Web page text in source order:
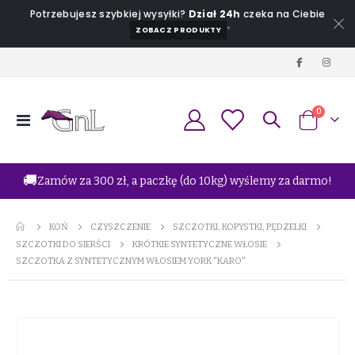
Potrzebujesz szybkiej wysyłki? Dział 24h czeka na Ciebie
ZOBACZ PRODUKTY *
Przełącznik
Koszyk
0
🚚Zamów za 300 zł, a paczkę (do 10kg) wyślemy za darmo!
KOŃ CZYSZCZENIE
SZCZOTKI, KOPYSTKI, PĘDZELKI
SZCZOTKI DO SIERŚCI
KRÓTKIE SYNTETYCZNE WŁOSIE
SZCZOTKA Z SYNTETYCZNYM WŁOSIEM YORK "KARO"